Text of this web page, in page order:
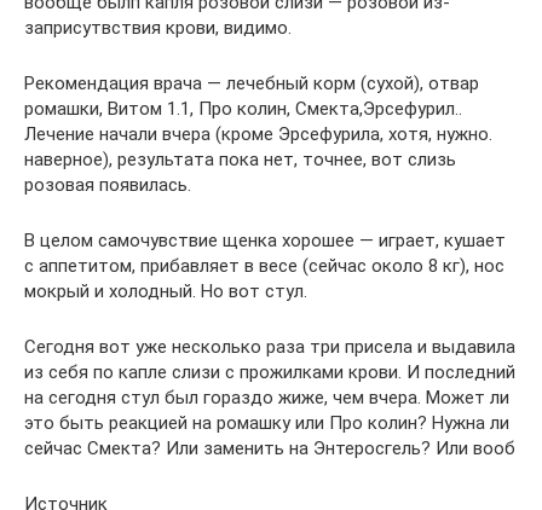
заприсутвствия крови, видимо.
Рекомендация врача — лечебный корм (сухой), отвар
ромашки, Витом 1.1, Про колин, Смекта,Эрсефурил..
Лечение начали вчера (кроме Эрсефурила, хотя, нужно.
наверное), результата пока нет, точнее, вот слизь
розовая появилась.
В целом самочувствие щенка хорошее — играет, кушает
с аппетитом, прибавляет в весе (сейчас около 8 кг), нос
мокрый и холодный. Но вот стул.
Сегодня вот уже несколько раза три присела и выдавила
из себя по капле слизи с прожилками крови. И последний
на сегодня стул был гораздо жиже, чем вчера. Может ли
это быть реакцией на ромашку или Про колин? Нужна ли
сейчас Смекта? Или заменить на Энтеросгель? Или вооб
Источник